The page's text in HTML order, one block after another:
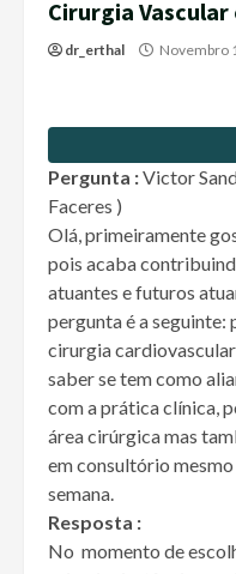
Cirurgia
dr_erthal Novembro
Pergunta :Victor
Faceres )
Olá, primeiramente
pois acaba
atuantes e futuros
pergunta é a seguinte:
cirurgia
saber se tem como
com a prática clínica,
área cirúrgica mas
em consultório
semana.
Resposta :
No momento de